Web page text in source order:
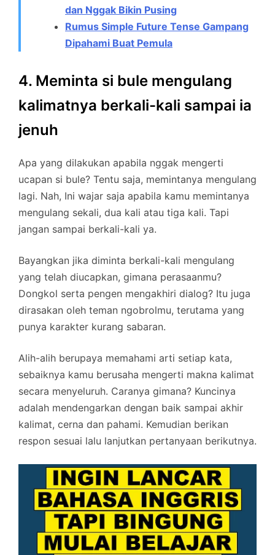
dan Nggak Bikin Pusing
Rumus Simple Future Tense Gampang
Dipahami Buat Pemula
4. Meminta si bule mengulang
kalimatnya berkali-kali sampai ia
jenuh
Apa yang dilakukan apabila nggak mengerti
ucapan si bule? Tentu saja, memintanya mengulang
lagi. Nah, Ini wajar saja apabila kamu memintanya
mengulang sekali, dua kali atau tiga kali. Tapi
jangan sampai berkali-kali ya.
Bayangkan jika diminta berkali-kali mengulang
yang telah diucapkan, gimana perasaanmu?
Dongkol serta pengen mengakhiri dialog? Itu juga
dirasakan oleh teman ngobrolmu, terutama yang
punya karakter kurang sabaran.
Alih-alih berupaya memahami arti setiap kata,
sebaiknya kamu berusaha mengerti makna kalimat
secara menyeluruh. Caranya gimana? Kuncinya
adalah mendengarkan dengan baik sampai akhir
kalimat, cerna dan pahami. Kemudian berikan
respon sesuai lalu lanjutkan pertanyaan berikutnya.